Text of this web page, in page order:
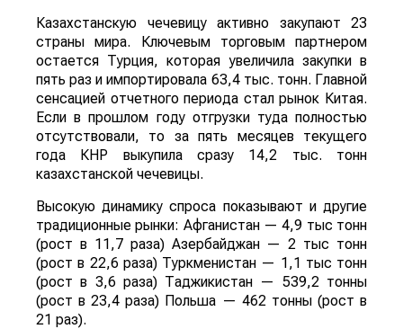
Казахстанскую чечевицу активно закупают 23
страны мира. Ключевым торговым партнером
остается Турция, которая увеличила закупки в
пять раз и импортировала 63,4 тыс. тонн. Главной
сенсацией отчетного периода стал рынок Китая.
Если в прошлом году отгрузки туда полностью
отсутствовали, то за пять месяцев текущего
года КНР выкупила сразу 14,2 тыс. тонн
казахстанской чечевицы.
Высокую динамику спроса показывают и другие
традиционные рынки: Афганистан — 4,9 тыс тонн
(рост в 11,7 раза) Азербайджан — 2 тыс тонн
(рост в 22,6 раза) Туркменистан — 1,1 тыс тонн
(рост в 3,6 раза) Таджикистан — 539,2 тонны
(рост в 23,4 раза) Польша — 462 тонны (рост в
21 раз).